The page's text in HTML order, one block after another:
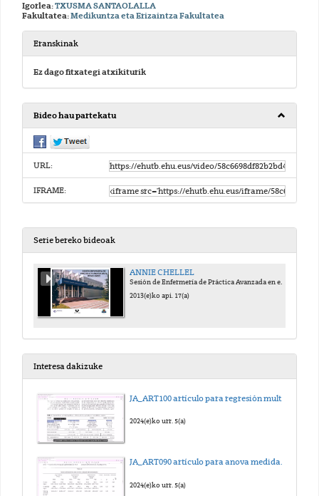
Igorlea:TXUSMA SANTAOLALLA
Fakultatea:Medikuntza eta Erizaintza Fakultatea
Eranskinak
Ez dago fitxategi atxikiturik
Bideo hau partekatu
URL:
IFRAME:
Serie bereko bideoak
ANNIE CHELLEL
Sesión de Enfermería de Práctica Avanzada en el Reino Unido
2013(e)ko api. 17(a)
Interesa dakizuke
2024(e)ko urr. 5(a)
JA_ART090 artículo para anova medidas repetidas_sub_eus
2024(e)ko urr. 5(a)